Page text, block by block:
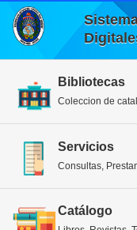
Bibliotecas
Coleccion de
Servicios
Consultas,
Catálogo